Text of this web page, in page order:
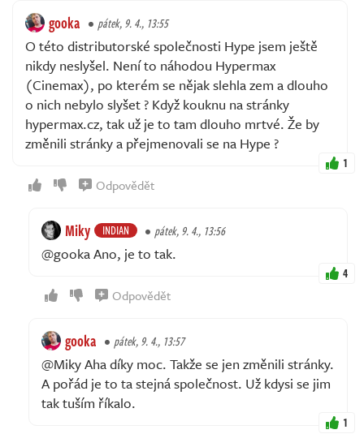
gooka pátek, 9. 4., 13:55
O této distributorské společnosti Hype jsem ještě
nikdy neslyšel. Není to náhodou Hypermax
(Cinemax), po kterém se nějak slehla zem a dlouho
o nich nebylo slyšet ? Když kouknu na stránky
hypermax.cz, tak už je to tam dlouho mrtvé. Že by
změnili stránky a přejmenovali se na Hype ?
1
Odpovědět
Miky INDIAN pátek, 9. 4., 13:56
@gooka Ano, je to tak.
4
Odpovědět
gooka pátek, 9. 4., 13:57
@Miky Aha díky moc. Takže se jen změnili stránky.
A pořád je to ta stejná společnost. Už kdysi se jim
tak tuším říkalo.
1